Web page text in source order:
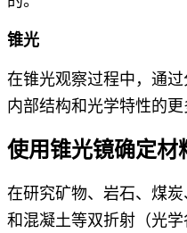
锥光
在锥光观察过程中，通
内部结构和光学特性的更
使用锥光镜确定材
在研究矿物、岩石、煤
和混凝土等双折射（光学